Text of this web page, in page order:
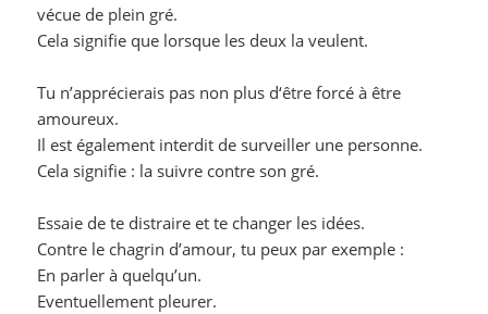
vécue de plein gré.
Cela signifie que lorsque les deux la veulent.
Tu n’apprécierais pas non plus d‘être forcé à être
amoureux.
Il est également interdit de surveiller une personne.
Cela signifie : la suivre contre son gré.
Essaie de te distraire et te changer les idées.
Contre le chagrin d’amour, tu peux par exemple :
En parler à quelqu’un.
Eventuellement pleurer.